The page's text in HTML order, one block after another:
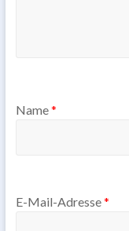
Name*
E-Mail-Adresse*